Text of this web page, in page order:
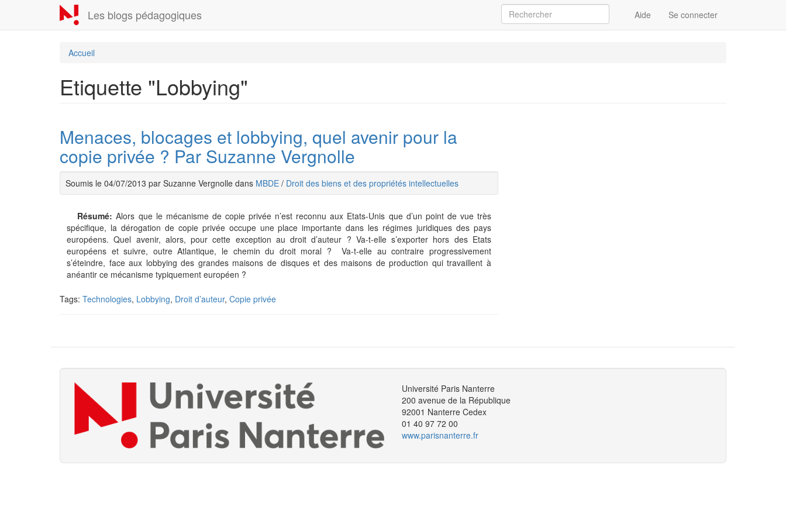
contenu
Les blogs pédagogiques Aide Se connecter
Accueil
Etiquette "Lobbying"
Menaces, blocages et lobbying, quel avenir pour la
copie privée ? Par Suzanne Vergnolle
Soumis le 04/07/2013 par Suzanne Vergnolle dans MBDE / Droit des biens et des propriétés intellectuelles
Résumé:Alors que le mécanisme de copie privée n’est reconnu aux Etats-Unis que d’un point de vue très
spécifique, la dérogation de copie privée occupe une place importante dans les régimes juridiques des pays
européens. Quel avenir, alors, pour cette exception au droit d’auteur ? Va-t-elle s’exporter hors des Etats
européens et suivre, outre Atlantique, le chemin du droit moral ? Va-t-elle au contraire progressivement
s’éteindre, face aux lobbying des grandes maisons de disques et des maisons de production qui travaillent à
anéantir ce mécanisme typiquement européen ?
Tags: Technologies, Lobbying, Droit d’auteur, Copie privée
Université Paris Nanterre
200 avenue de la République
92001 Nanterre Cedex
01 40 97 72 00
www.parisnanterre.fr